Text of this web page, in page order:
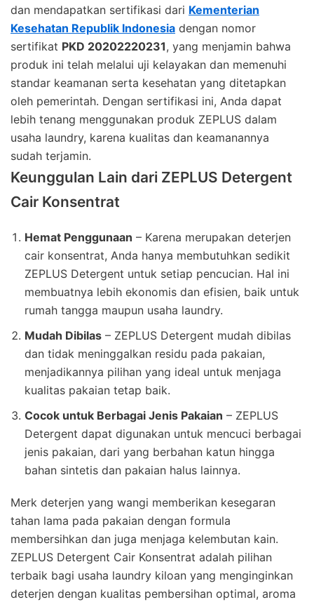
dan mendapatkan sertifikasi dari Kementerian
Kesehatan Republik Indonesia dengan nomor
sertifikat PKD 20202220231, yang menjamin bahwa
produk ini telah melalui uji kelayakan dan memenuhi
standar keamanan serta kesehatan yang ditetapkan
oleh pemerintah. Dengan sertifikasi ini, Anda dapat
lebih tenang menggunakan produk ZEPLUS dalam
usaha laundry, karena kualitas dan keamanannya
sudah terjamin.
Keunggulan Lain dari ZEPLUS Detergent
Cair Konsentrat
Hemat Penggunaan – Karena merupakan deterjen
cair konsentrat, Anda hanya membutuhkan sedikit
ZEPLUS Detergent untuk setiap pencucian. Hal ini
membuatnya lebih ekonomis dan efisien, baik untuk
rumah tangga maupun usaha laundry.
Mudah Dibilas – ZEPLUS Detergent mudah dibilas
dan tidak meninggalkan residu pada pakaian,
menjadikannya pilihan yang ideal untuk menjaga
kualitas pakaian tetap baik.
Cocok untuk Berbagai Jenis Pakaian – ZEPLUS
Detergent dapat digunakan untuk mencuci berbagai
jenis pakaian, dari yang berbahan katun hingga
bahan sintetis dan pakaian halus lainnya.
Merk deterjen yang wangi memberikan kesegaran
tahan lama pada pakaian dengan formula
membersihkan dan juga menjaga kelembutan kain.
ZEPLUS Detergent Cair Konsentrat adalah pilihan
terbaik bagi usaha laundry kiloan yang menginginkan
deterjen dengan kualitas pembersihan optimal, aroma